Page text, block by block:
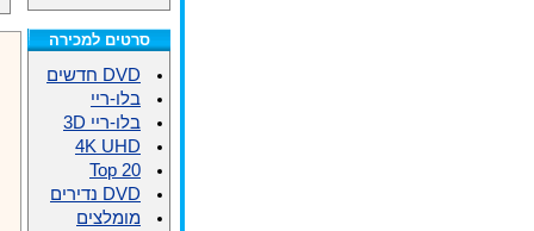
סרטים למכירה
DVD חדשים
בלו-ריי
בלו-ריי 3D
4K UHD
Top 20
DVD נדירים
מומלצים